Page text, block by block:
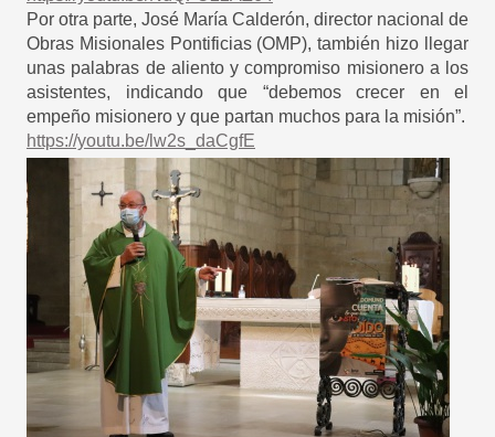
Por otra parte, José María Calderón, director nacional de
Obras Misionales Pontificias (OMP), también hizo llegar
unas palabras de aliento y compromiso misionero a los
asistentes, indicando que “debemos crecer en el
empeño misionero y que partan muchos para la misión”.
https://youtu.be/lw2s_daCgfE